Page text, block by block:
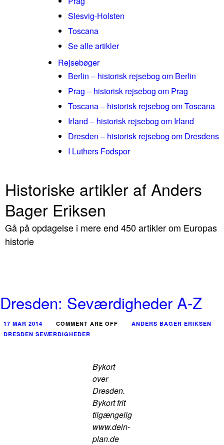
Slesvig-Holsten
Toscana
Se alle artikler
Rejsebøger
Berlin – historisk rejsebog om Berlin
Prag – historisk rejsebog om Prag
Toscana – historisk rejsebog om Toscana
Irland – historisk rejsebog om Irland
Dresden – historisk rejsebog om Dresdens
I Luthers Fodspor
Historiske artikler af Anders
Bager Eriksen
Gå på opdagelse i mere end 450 artikler om Europas
historie
Dresden: Seværdigheder A-Z
17 MAR 2014 COMMENT ARE OFF
ANDERS BAGER ERIKSEN
DRESDEN SEVÆRDIGHEDER
Bykort
over
Dresden.
Bykort frit
tilgængelig
www.dein-
plan.de